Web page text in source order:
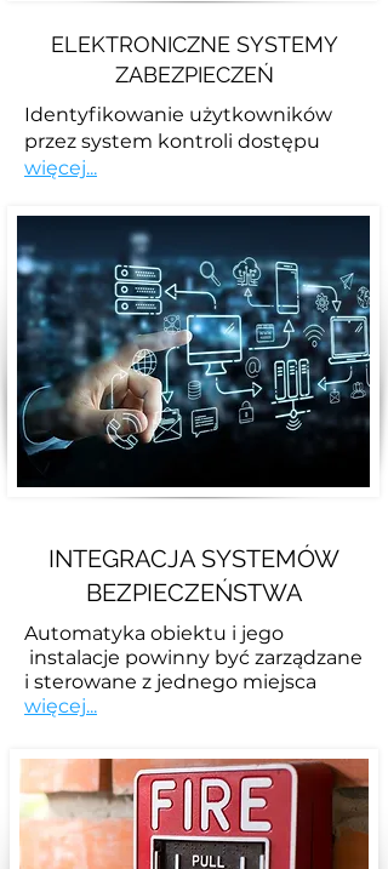
ELEKTRONICZNE SYSTEMY
ZABEZPIECZEŃ
Identyfikowanie użytkowników
przez system kontroli dostępu
więcej...
INTEGRACJA SYSTEMÓW
BEZPIECZEŃSTWA
Automatyka obiektu i jego
instalacje powinny być zarządzane
i sterowane z jednego miejsca
więcej...